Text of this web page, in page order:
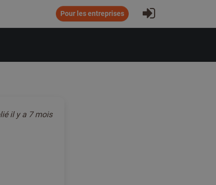
Pour les entreprises S'inscrire
il y a 7 mois